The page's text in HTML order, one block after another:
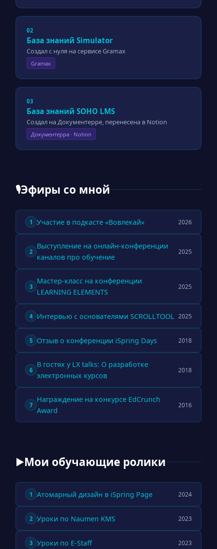
02
База знаний Simulator
Создал с нуля на сервисе Gramax
Gramax
03
База знаний SOHO LMS
Создал на Документерре, перенесена в Notion
Документерра · Notion
🎙Эфиры со мной
1 Участие в подкасте «Вовлекай» 2026
2
Выступление на онлайн-конференции
каналов про обучение
2025
3
Мастер-класс на конференции
LEARNING ELEMENTS
2025
4 Интервью с основателями SCROLLTOOL 2025
5 Отзыв о конференции iSpring Days 2018
6
В гостях у LX talks: О разработке
электронных курсов
2018
7
Награждение на конкурсе EdCrunch
Award
2016
▶Мои обучающие ролики
1 Атомарный дизайн в iSpring Page 2024
2 Уроки по Naumen KMS 2023
3 Уроки по E-Staff 2023